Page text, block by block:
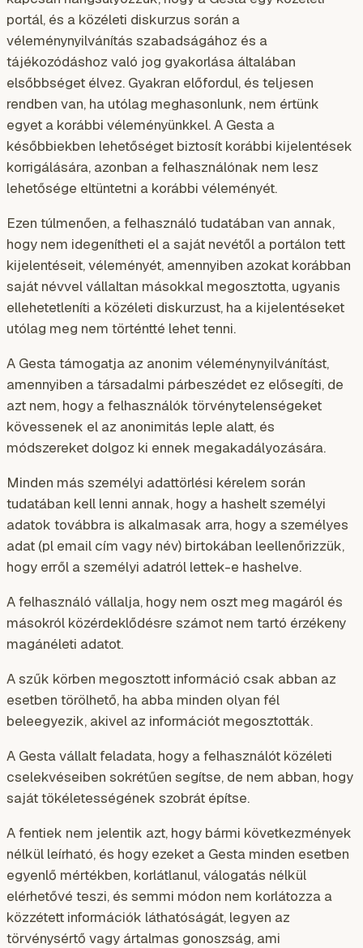
portál, és a közéleti diskurzus során a
véleménynyilvánítás szabadságához és a
tájékozódáshoz való jog gyakorlása általában
elsőbbséget élvez. Gyakran előfordul, és teljesen
rendben van, ha utólag meghasonlunk, nem értünk
egyet a korábbi véleményünkkel. A Gesta a
későbbiekben lehetőséget biztosít korábbi kijelentések
korrigálására, azonban a felhasználónak nem lesz
lehetősége eltüntetni a korábbi véleményét.
Ezen túlmenően, a felhasználó tudatában van annak,
hogy nem idegenítheti el a saját nevétől a portálon tett
kijelentéseit, véleményét, amennyiben azokat korábban
saját névvel vállaltan másokkal megosztotta, ugyanis
ellehetetleníti a közéleti diskurzust, ha a kijelentéseket
utólag meg nem történtté lehet tenni.
A Gesta támogatja az anonim véleménynyilvánítást,
amennyiben a társadalmi párbeszédet ez elősegíti, de
azt nem, hogy a felhasználók törvénytelenségeket
kövessenek el az anonimitás leple alatt, és
módszereket dolgoz ki ennek megakadályozására.
Minden más személyi adattörlési kérelem során
tudatában kell lenni annak, hogy a hashelt személyi
adatok továbbra is alkalmasak arra, hogy a személyes
adat (pl email cím vagy név) birtokában leellenőrizzük,
hogy erről a személyi adatról lettek-e hashelve.
A felhasználó vállalja, hogy nem oszt meg magáról és
másokról közérdeklődésre számot nem tartó érzékeny
magánéleti adatot.
A szűk körben megosztott információ csak abban az
esetben törölhető, ha abba minden olyan fél
beleegyezik, akivel az információt megosztották.
A Gesta vállalt feladata, hogy a felhasználót közéleti
cselekvéseiben sokrétűen segítse, de nem abban, hogy
saját tökéletességének szobrát építse.
A fentiek nem jelentik azt, hogy bármi következmények
nélkül leírható, és hogy ezeket a Gesta minden esetben
egyenlő mértékben, korlátlanul, válogatás nélkül
elérhetővé teszi, és semmi módon nem korlátozza a
közzétett információk láthatóságát, legyen az
törvénysértő vagy ártalmas gonoszság, ami